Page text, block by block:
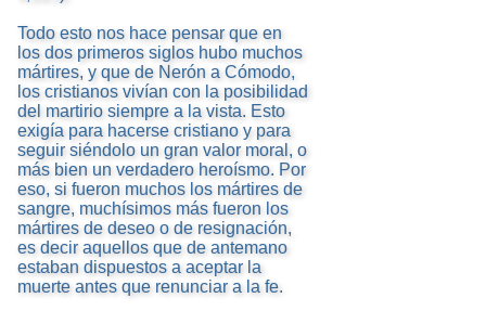
Todo esto nos hace pensar que en
los dos primeros siglos hubo muchos
mártires, y que de Nerón a Cómodo,
los cristianos vivían con la posibilidad
del martirio siempre a la vista. Esto
exigía para hacerse cristiano y para
seguir siéndolo un gran valor moral, o
más bien un verdadero heroísmo. Por
eso, si fueron muchos los mártires de
sangre, muchísimos más fueron los
mártires de deseo o de resignación,
es decir aquellos que de antemano
estaban dispuestos a aceptar la
muerte antes que renunciar a la fe.